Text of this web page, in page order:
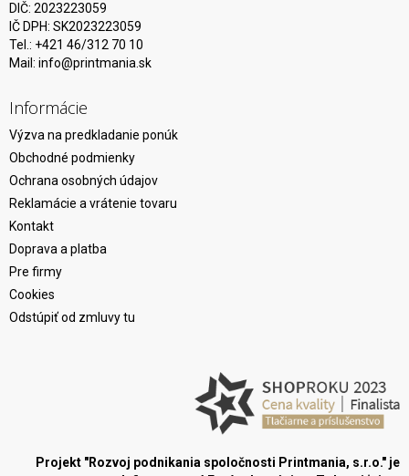
DIČ: 2023223059
IČ DPH: SK2023223059
Tel.: +421 46/312 70 10
Mail: info@printmania.sk
Informácie
Výzva na predkladanie ponúk
Obchodné podmienky
Ochrana osobných údajov
Reklamácie a vrátenie tovaru
Kontakt
Doprava a platba
Pre firmy
Cookies
Odstúpiť od zmluvy tu
Projekt "Rozvoj podnikania spoločnosti Printmania, s.r.o." je